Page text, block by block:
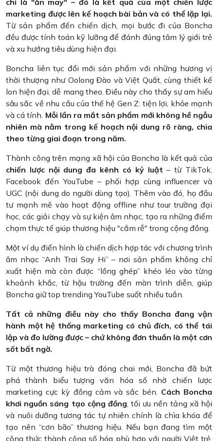
chỉ là "ăn may" – đó là kết quả của một chiến lược
marketing được lên kế hoạch bài bản và có thể lặp lại.
Từ sản phẩm đến chiến dịch, mọi bước đi của Boncha
đều được tính toán kỹ lưỡng để đánh đúng tâm lý giới trẻ
và xu hướng tiêu dùng hiện đại.
Boncha liên tục đổi mới sản phẩm với những hương vị
thời thượng như Oolong Đào và Việt Quất, cùng thiết kế
lon hiện đại, dễ mang theo. Điều này cho thấy sự am hiểu
sâu sắc về nhu cầu của thế hệ Gen Z: tiện lợi, khỏe mạnh
và cá tính. Mỗi lần ra mắt sản phẩm mới không hề ngẫu
nhiên mà nằm trong kế hoạch nội dung rõ ràng, chia
theo từng giai đoạn trong năm.
Thành công trên mạng xã hội của Boncha là kết quả của
chiến lược nội dung đa kênh có kỷ luật – từ TikTok,
Facebook đến YouTube – phối hợp cùng influencer và
UGC (nội dung do người dùng tạo). Thêm vào đó, họ đầu
tư mạnh mẽ vào hoạt động offline như tour trường đại
học, các giải chạy và sự kiện âm nhạc, tạo ra những điểm
chạm thực tế giúp thương hiệu "cắm rễ" trong cộng đồng.
Một ví dụ điển hình là chiến dịch hợp tác với chương trình
âm nhạc “Anh Trai Say Hi” – nơi sản phẩm không chỉ
xuất hiện mà còn được “lồng ghép” khéo léo vào từng
khoảnh khắc, từ hậu trường đến màn trình diễn, giúp
Boncha giữ top trending YouTube suốt nhiều tuần.
Tất cả những điều này cho thấy Boncha đang vận
hành một hệ thống marketing có chủ đích, có thể tái
lập và đo lường được – chứ không đơn thuần là một cơn
sốt bất ngờ.
Từ một thương hiệu trà đóng chai mới, Boncha đã bứt
phá thành biểu tượng văn hóa số nhờ chiến lược
marketing cực kỳ đồng cảm và sắc bén. Cách Boncha
khơi nguồn sáng tạo cộng đồng, tối ưu nền tảng xã hội
và nuôi dưỡng tương tác tự nhiên chính là chìa khóa để
tạo nên “cơn bão” thương hiệu. Nếu bạn đang tìm một
công thức thành công số hóa phù hợp với người Việt trẻ,